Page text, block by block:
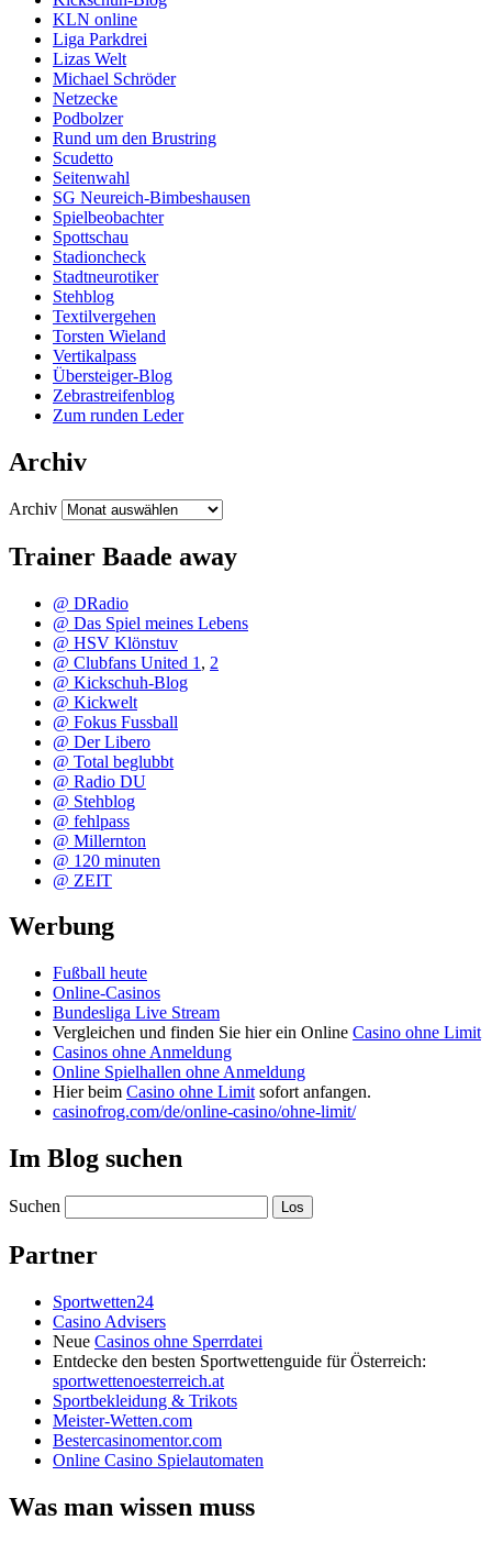
KLN online
Liga Parkdrei
Lizas Welt
Michael Schröder
Netzecke
Podbolzer
Rund um den Brustring
Scudetto
Seitenwahl
SG Neureich-Bimbeshausen
Spielbeobachter
Spottschau
Stadioncheck
Stadtneurotiker
Stehblog
Textilvergehen
Torsten Wieland
Vertikalpass
Übersteiger-Blog
Zebrastreifenblog
Zum runden Leder
Archiv
Archiv
Trainer Baade away
@ DRadio
@ Das Spiel meines Lebens
@ HSV Klönstuv
@ Clubfans United 1 , 2
@ Kickschuh-Blog
@ Kickwelt
@ Fokus Fussball
@ Der Libero
@ Total beglubbt
@ Radio DU
@ Stehblog
@ fehlpass
@ Millernton
@ 120 minuten
@ ZEIT
Werbung
Fußball heute
Online-Casinos
Bundesliga Live Stream
Vergleichen und finden Sie hier ein Online Casino ohne Limit
Casinos ohne Anmeldung
Online Spielhallen ohne Anmeldung
Hier beim Casino ohne Limit sofort anfangen.
casinofrog.com/de/online-casino/ohne-limit/
Im Blog suchen
Suchen
Partner
Sportwetten24
Casino Advisers
Neue Casinos ohne Sperrdatei
Entdecke den besten Sportwettenguide für Österreich:
sportwettenoesterreich.at
Sportbekleidung & Trikots
Meister-Wetten.com
Bestercasinomentor.com
Online Casino Spielautomaten
Was man wissen muss